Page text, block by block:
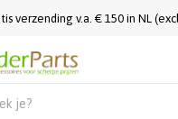
verzending v.a. € 150 in NL